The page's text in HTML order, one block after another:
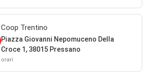
Coop Trentino
Piazza Giovanni Nepomuceno Della
Croce 1, 38015 Pressano
orari